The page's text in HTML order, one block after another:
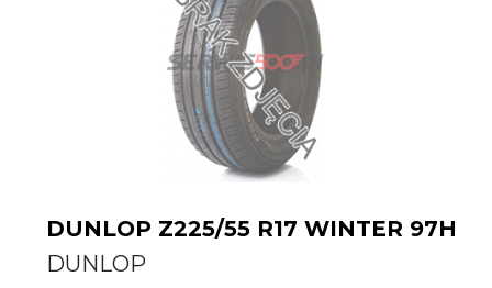
DUNLOP Z225/55 R17 WINTER 97H
DUNLOP